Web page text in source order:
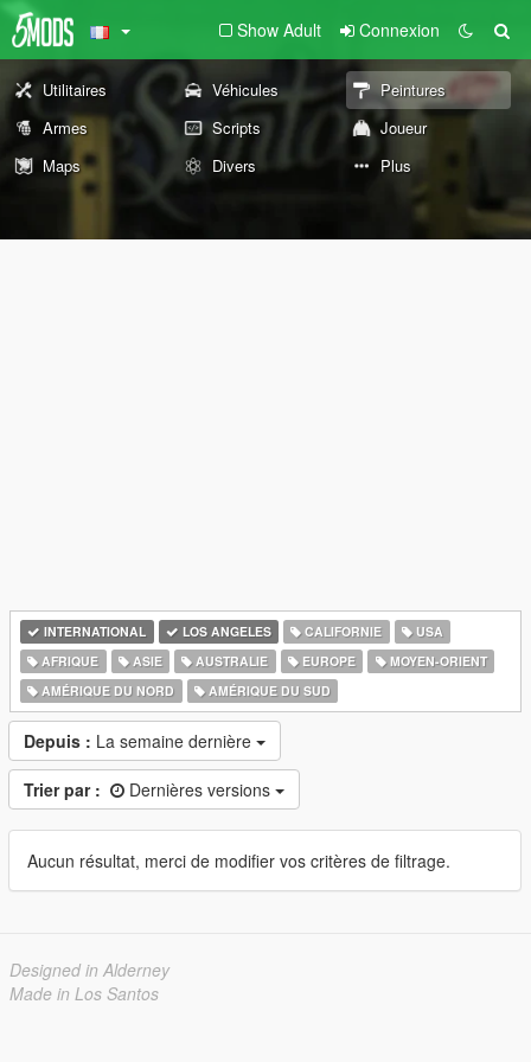
Show Adult Connexion
Utilitaires Véhicules
Peintures
Armes
Scripts
Joueur
Maps
Divers Plus
INTERNATIONAL LOS ANGELES CALIFORNIE
USA
AFRIQUE
ASIE AUSTRALIE EUROPE
MOYEN-ORIENT
AMÉRIQUE DU NORD
AMÉRIQUE DU SUD
Depuis : La semaine dernière
Trier par : Dernières versions
Aucun résultat, merci de modifier vos critères de filtrage.
Designed in Alderney
Made in Los Santos